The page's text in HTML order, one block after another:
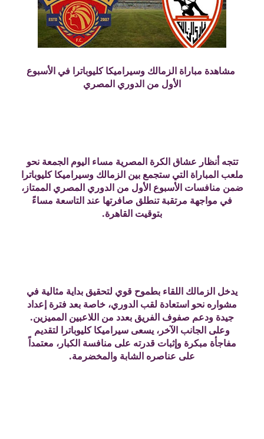
مشاهدة مباراة الزمالك وسيراميكا كليوباترا في الأسبوع
الأول من الدوري المصري
تتجه أنظار عشاق الكرة المصرية مساء اليوم الجمعة نحو
ملعب المباراة التي ستجمع بين الزمالك وسيراميكا كليوباترا
ضمن منافسات الأسبوع الأول من الدوري المصري الممتاز،
في مواجهة مرتقبة تنطلق صافرتها عند التاسعة مساءً
بتوقيت القاهرة.
يدخل الزمالك اللقاء بطموح قوي لتحقيق بداية مثالية في
مشواره نحو استعادة لقب الدوري، خاصة بعد فترة إعداد
جيدة ودعم صفوف الفريق بعدد من اللاعبين المميزين.
وعلى الجانب الآخر، يسعى سيراميكا كليوباترا لتقديم
مفاجأة مبكرة وإثبات قدرته على منافسة الكبار، معتمداً
على عناصره الشابة والمخضرمة.